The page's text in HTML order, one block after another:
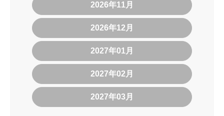
2026年11月
2026年12月
2027年01月
2027年02月
2027年03月